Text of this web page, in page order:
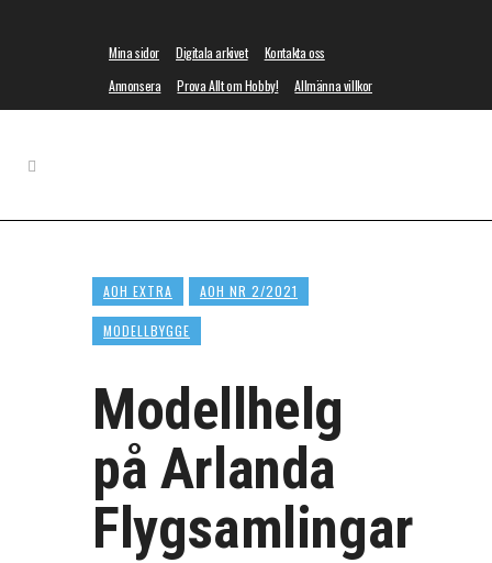
Mina sidor Digitala arkivet
Kontakta oss
Annonsera
Prova Allt om Hobby! Allmänna villkor
AOH EXTRA AOH NR 2/2021
MODELLBYGGE
Modellhelg
på Arlanda
Flygsamlingar